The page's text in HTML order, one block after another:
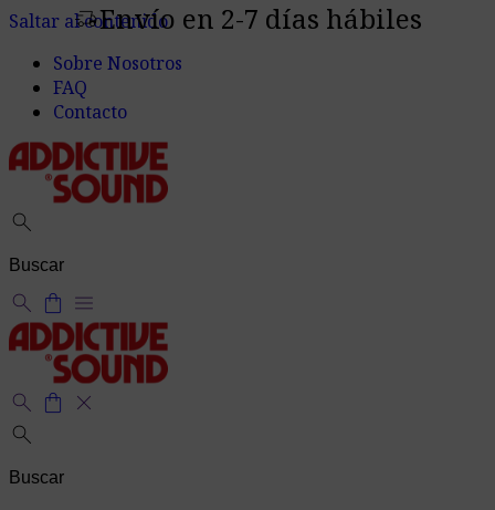
Saltar al contenido
delivery_truck_speedEnvío en 2-7 días hábiles
Sobre Nosotros
FAQ
Contacto
search
search shopping_bag menu
search shopping_bag close
search